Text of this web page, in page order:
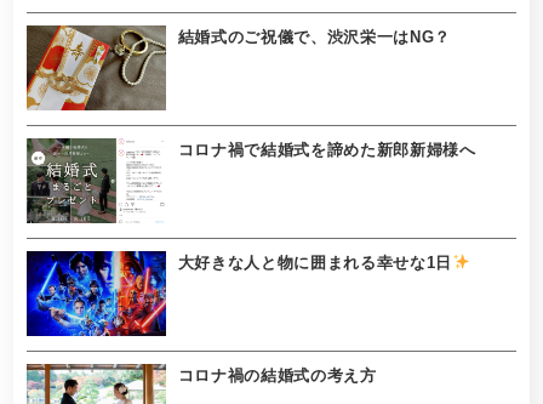
結婚式のご祝儀で、渋沢栄一はNG？
コロナ禍で結婚式を諦めた新郎新婦様へ
大好きな人と物に囲まれる幸せな1日
コロナ禍の結婚式の考え方